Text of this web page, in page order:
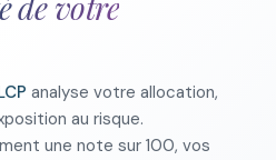
analyse votre allocation,
au risque.
une note sur 100, vos